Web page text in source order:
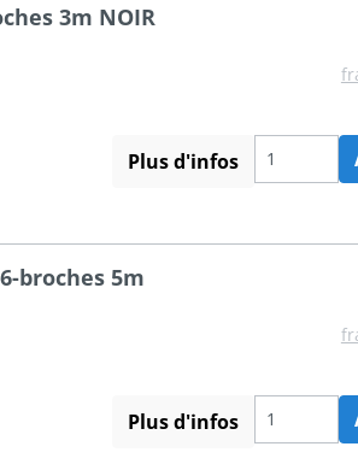
3m NOIR
Plus d'infos
broches 5m
Plus d'infos